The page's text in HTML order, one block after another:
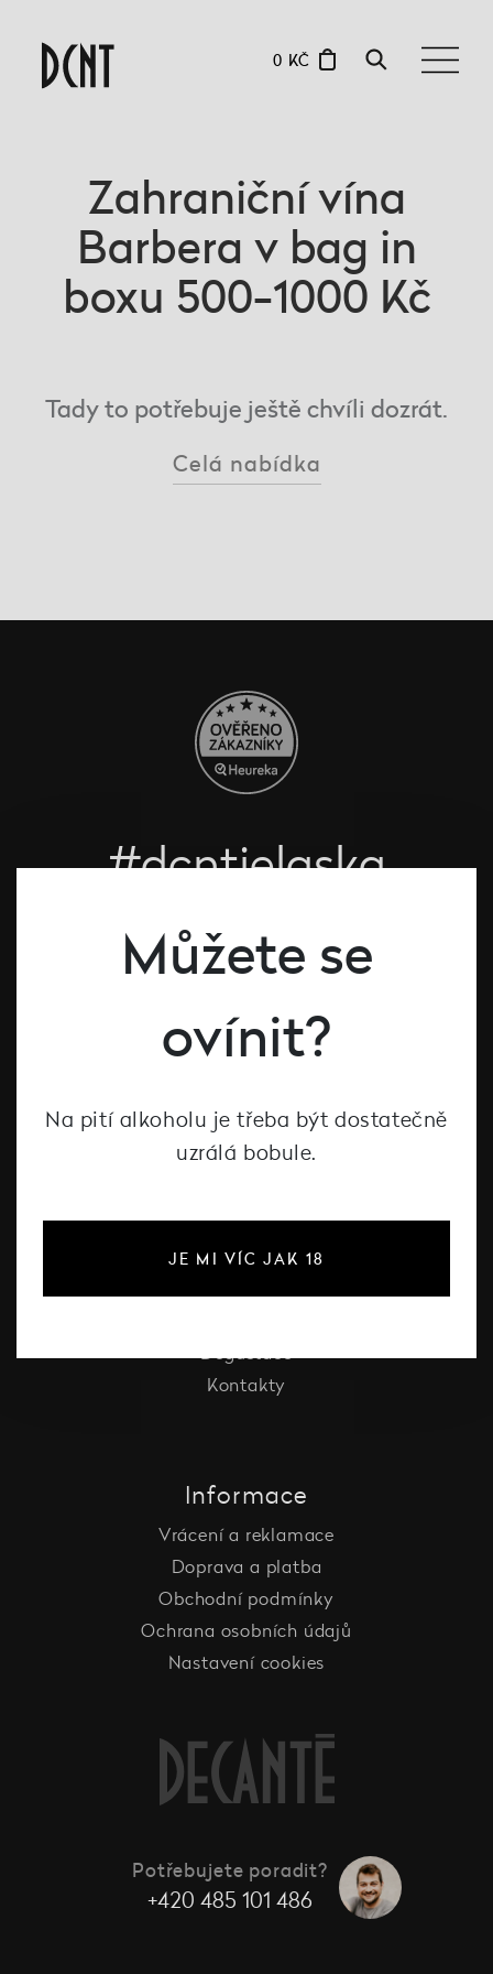
0 KČ
Zahraniční vína
Barbera v bag in
boxu 500-1000 Kč
Tady to potřebuje ještě chvíli dozrát.
Celá nabídka
#dcntjelaska
Červené víno
Růžové víno
Šumivé víno
Vína Decanté Wines
O Decanté
Pro firmy
Degustace
Kontakty
Informace
Vrácení a reklamace
Doprava a platba
Obchodní podmínky
Ochrana osobních údajů
Nastavení cookies
Potřebujete poradit?
+420 485 101 486
Můžete se
ovínit?
Na pití alkoholu je třeba být dostatečně
uzrálá bobule.
JE MI VÍC JAK 18